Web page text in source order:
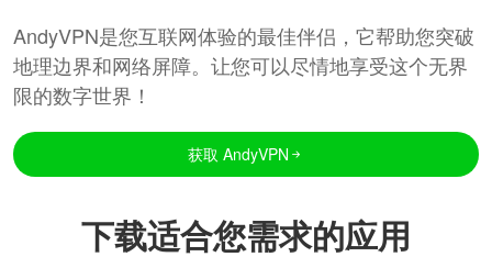
AndyVPN是您互联网体验的最佳伴侣，它帮助您突破
地理边界和网络屏障。让您可以尽情地享受这个无界
限的数字世界！
获取 AndyVPN
下载适合您需求的应用